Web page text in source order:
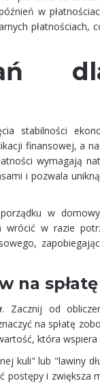
w
płatnościach,
stabilności
finansowej, a
wymagają
i pozwala
w
w razie
na spłatę
. Zacznij od
na spłatę
która wspiera
kuli" lub "lawiny
postępy i zwiększa